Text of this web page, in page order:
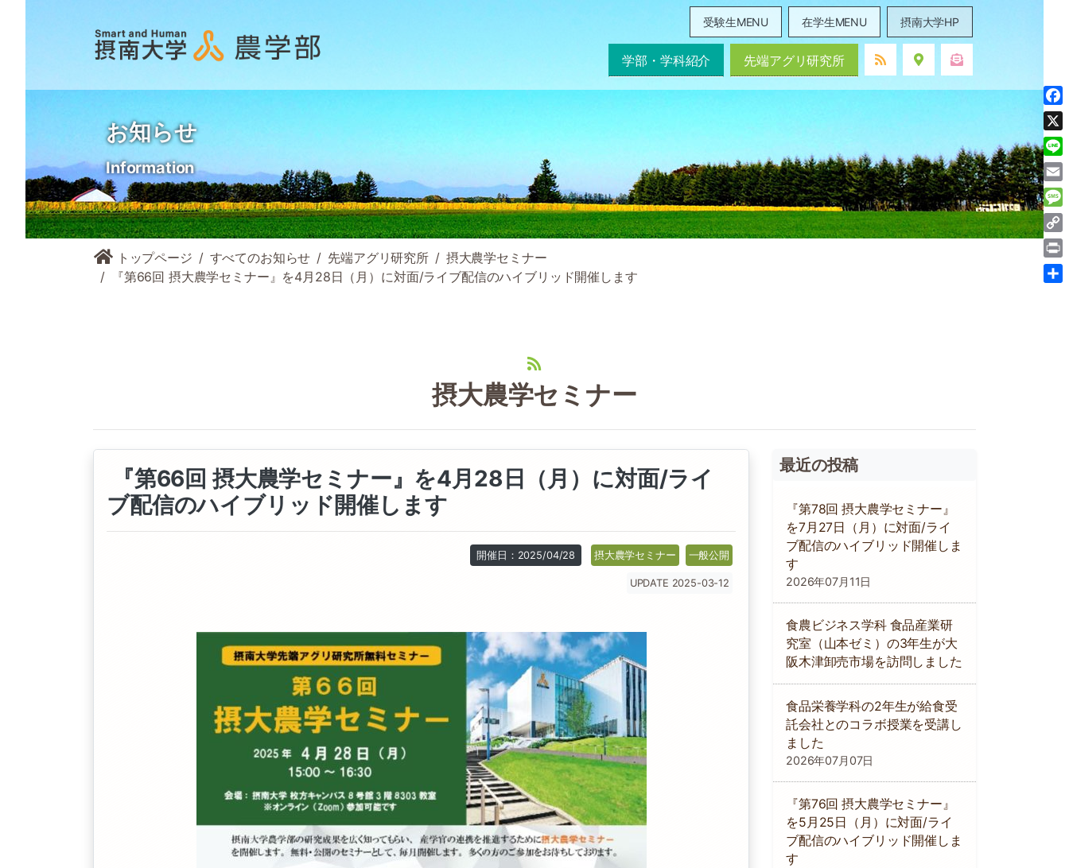
受験生MENU 在学生MENU 摂南大学HP
学部・学科紹介 先端アグリ研究所
お知らせ
Information
トップページ すべてのお知らせ 先端アグリ研究所
摂大農学セミナー
『第66回 摂大農学セミナー』を4月28日（月）に対面/ライブ配信のハイブリッド開催します
摂大農学セミナー
『第66回 摂大農学セミナー』を4月28日（月）に対面/ライ
ブ配信のハイブリッド開催します
開催日：2025/04/28 摂大農学セミナー 一般公開
UPDATE 2025-03-12
最近の投稿
『第78回 摂大農学セミナー』
を7月27日（月）に対面/ライ
ブ配信のハイブリッド開催しま
す
2026年07月11日
食農ビジネス学科 食品産業研
究室（山本ゼミ）の3年生が大
阪木津卸売市場を訪問しました
食品栄養学科の2年生が給食受
託会社とのコラボ授業を受講し
ました
2026年07月07日
『第76回 摂大農学セミナー』
を5月25日（月）に対面/ライ
ブ配信のハイブリッド開催しま
す
X
Line
Link